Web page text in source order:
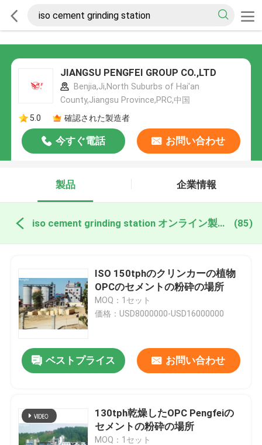
JIANGSU PENGFEI GROUP CO.,LTD
Benjia,Ji,North Suburbs of Hai'an
County,Jiangsu Province,PRC,中国
5.0
確認された製造者
今すぐ電話 お問い合わせ
製品 企業情報
iso cement grinding station オンライン製造 (85)
ISO 150tphのクリンカーの植物
OPCのセメントの粉砕の場所
MOQ：1セット
価格：USD8000000-USD16000000
ベストプライス お問い合わせ
130tph乾燥したOPC Pengfeiの
セメントの粉砕の場所
MOQ：1セット